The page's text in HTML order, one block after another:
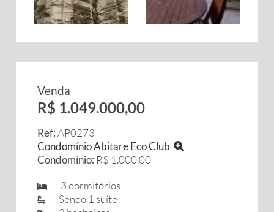
Venda
R$ 1.049.000,00
Ref:AP0273
Condomínio Abitare Eco Club
Condomínio: R$ 1.000,00
3 dormitórios
Sendo 1 suíte